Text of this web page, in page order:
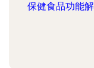
保健食品功能